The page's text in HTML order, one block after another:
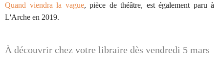
Quand viendra la vague, pièce de théâtre, est également paru à
L'Arche en 2019.
À découvrir chez votre libraire dès vendredi 5 mars